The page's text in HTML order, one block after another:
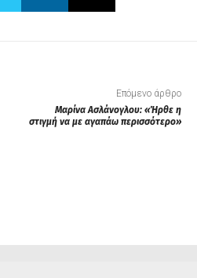
Επόμενο άρθρο
Μαρίνα Ασλάνογλου: «Ήρθε η
στιγμή να με αγαπάω περισσότερο»